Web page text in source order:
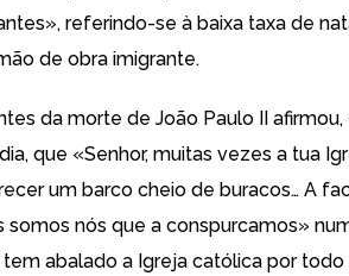
referindo-se à baixa taxa de
de obra imigrante.
da morte de João Paulo II
, que «Senhor, muitas vezes a tua
um barco cheio de buracos… A
nós que a conspurcamos»
abalado a Igreja católica por todo